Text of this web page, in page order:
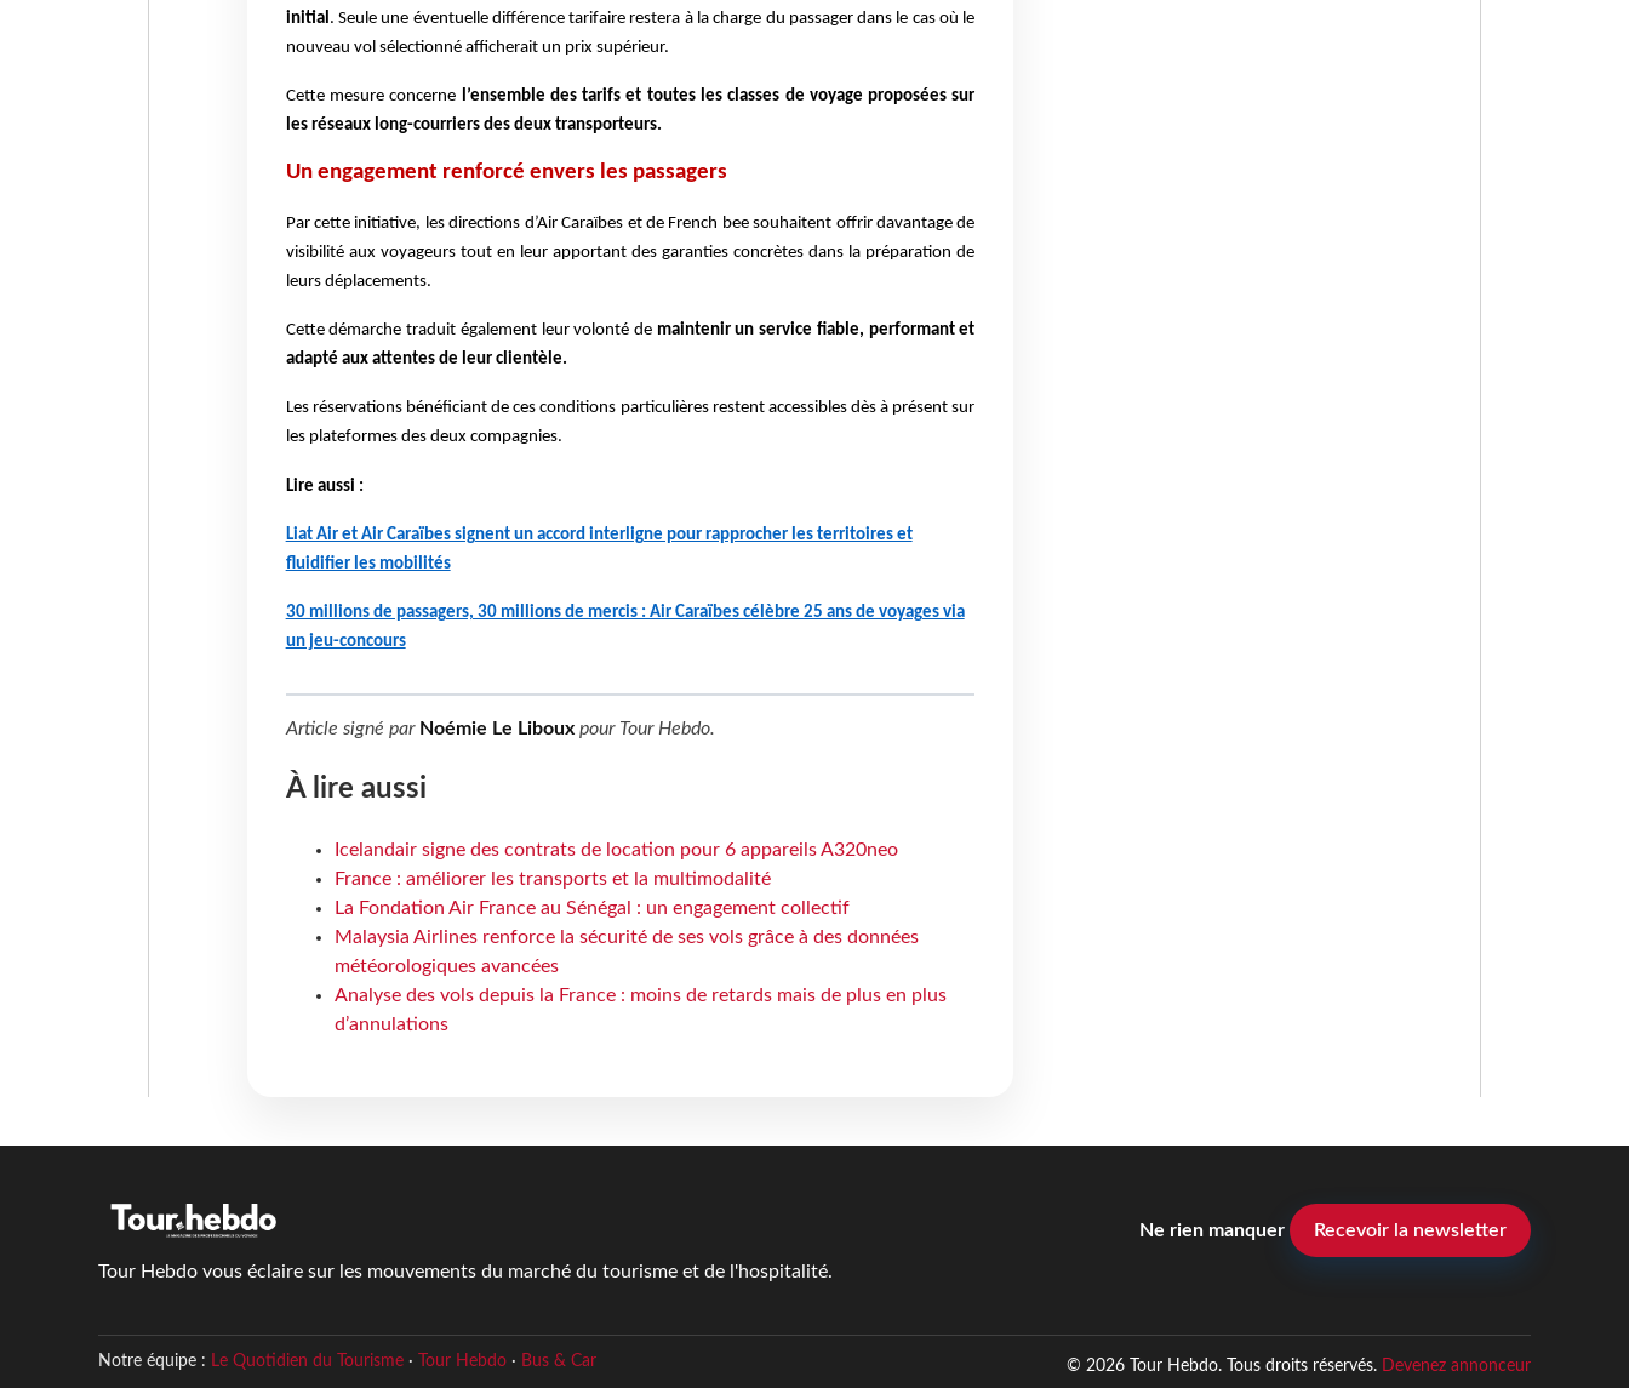
initial . Seule une éventuelle différence tarifaire restera à la charge du passager dans le cas où le
nouveau vol sélectionné afficherait un prix supérieur.
Cette mesure concerne l’ensemble des tarifs et toutes les classes de voyage proposées sur
les réseaux long-courriers des deux transporteurs.
Un engagement renforcé envers les passagers
Par cette initiative, les directions d’Air Caraïbes et de French bee souhaitent offrir davantage de
visibilité aux voyageurs tout en leur apportant des garanties concrètes dans la préparation de
leurs déplacements.
Cette démarche traduit également leur volonté de maintenir un service fiable, performant et
adapté aux attentes de leur clientèle.
Les réservations bénéficiant de ces conditions particulières restent accessibles dès à présent sur
les plateformes des deux compagnies.
Lire aussi :
Liat Air et Air Caraïbes signent un accord interligne pour rapprocher les territoires et
fluidifier les mobilités
30 millions de passagers, 30 millions de mercis : Air Caraïbes célèbre 25 ans de voyages via
un jeu-concours
Article signé par Noémie Le Libouxpour Tour Hebdo.
À lire aussi
Icelandair signe des contrats de location pour 6 appareils A320neo
France : améliorer les transports et la multimodalité
La Fondation Air France au Sénégal : un engagement collectif
Malaysia Airlines renforce la sécurité de ses vols grâce à des données
météorologiques avancées
Analyse des vols depuis la France : moins de retards mais de plus en plus
d’annulations
Tour Hebdo vous éclaire sur les mouvements du marché du tourisme et de l'hospitalité.
Ne rien manquer Recevoir la newsletter
Notre équipe : Le Quotidien du Tourisme· Tour Hebdo· Bus & Car © 2026 Tour Hebdo. Tous droits réservés. Devenez annonceur